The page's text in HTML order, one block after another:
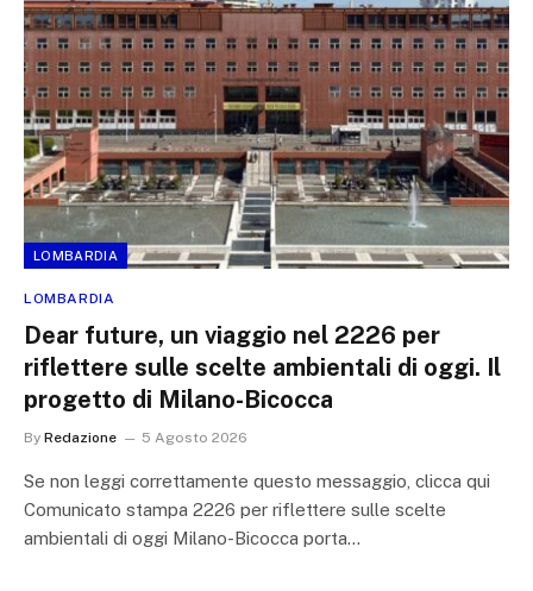
LOMBARDIA
LOMBARDIA
Dear future, un viaggio nel 2226 per
riflettere sulle scelte ambientali di oggi. Il
progetto di Milano-Bicocca
By Redazione 5 Agosto 2026
Se non leggi correttamente questo messaggio, clicca qui
Comunicato stampa 2226 per riflettere sulle scelte
ambientali di oggi Milano-Bicocca porta…